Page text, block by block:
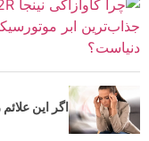
اگر این